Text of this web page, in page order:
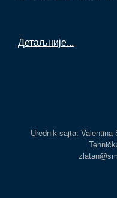
Детаљније...
Urednik sajta:
Tehnička